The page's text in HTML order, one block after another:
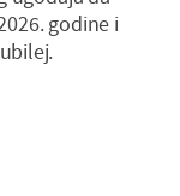
godine i